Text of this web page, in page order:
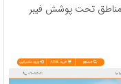
مناطق تحت پوشش فیبر